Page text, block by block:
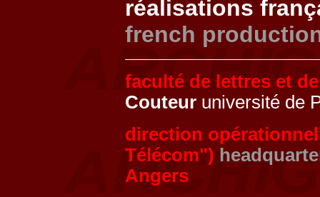
réalisations
french
faculté de lettres et
Couteur université de
direction
Télécom")
Angers